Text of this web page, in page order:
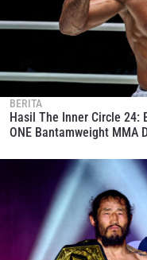
BERITA
Hasil The Inner Circle 24:
ONE Bantamweight MMA